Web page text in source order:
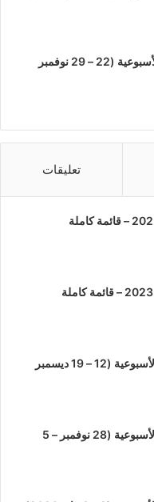
نشرة أخبار المانجا الأسبوعية (22 – 29 نوفمبر
تعليقات
نشرة أخبار الأنمي الأسبوعية (12 – 19 ديسمبر
نشرة أخبار الأنمي الأسبوعية (28 نوفمبر – 5